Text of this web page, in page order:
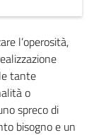
l’operosità,
tante
o
spreco di
bisogno e un